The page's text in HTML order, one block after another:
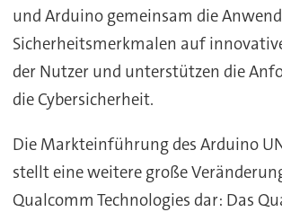
und Arduino gemeinsam die
Sicherheitsmerkmalen auf
der Nutzer und unterstützen die
die Cybersicherheit.
Die Markteinführung des Arduino
stellt eine weitere große
Qualcomm Technologies dar: Das